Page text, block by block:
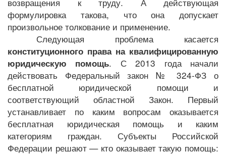
формулировка такова, что она допускает
произвольное толкование и применение.
Следующая проблема касается
конституционного права на квалифицированную
юридическую помощь. С 2013 года начали
действовать Федеральный закон № 324-ФЗ о
бесплатной юридической помощи и
соответствующий областной Закон. Первый
устанавливает по каким вопросам оказывается
бесплатная юридическая помощь и каким
категориям граждан. Субъекты Российской
Федерации решают — кто оказывает такую помощь: